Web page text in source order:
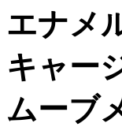
エナメ
キャー
ムーブ